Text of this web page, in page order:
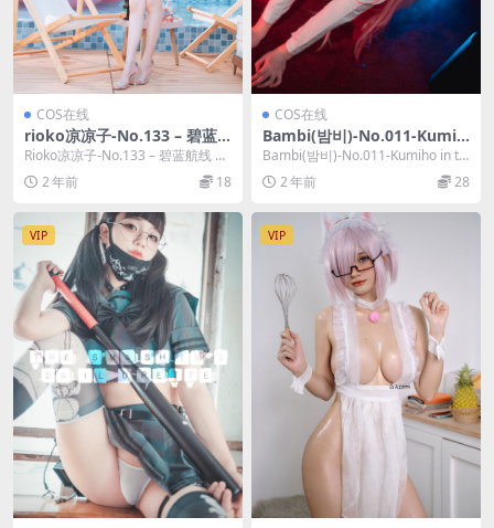
COS在线
rioko凉凉子-No.133 – 碧蓝
航线 圣路易斯 [40P]
Rioko凉凉子-No.133 – 碧蓝航线 圣
路易斯 [40P]，Rioko凉...
2 年前 18
COS在线
Bambi(밤비)-No.011-Kumih
o in the Office [58P]
Bambi(밤비)-No.011-Kumiho in th
e Office [5...
2 年前 28
VIP VIP